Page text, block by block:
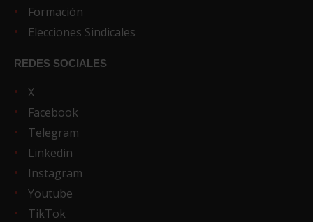
Formación
Elecciones Sindicales
REDES SOCIALES
X
Facebook
Telegram
Linkedin
Instagram
Youtube
TikTok